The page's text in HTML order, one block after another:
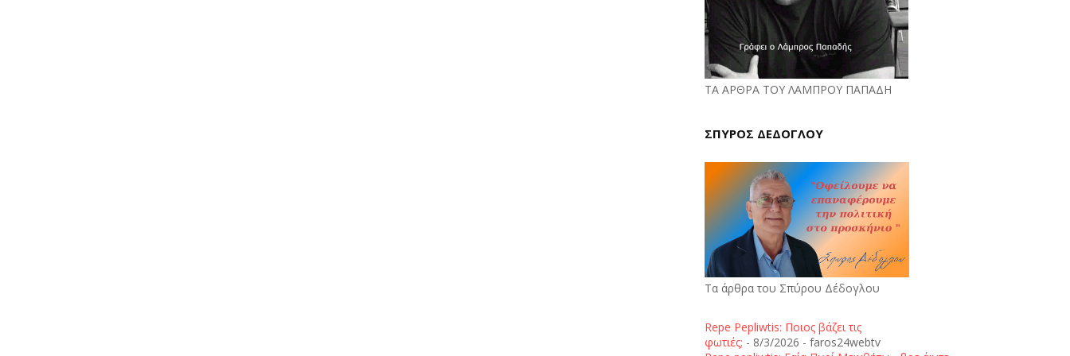
ΤΑ ΑΡΘΡΑ ΤΟΥ ΛΑΜΠΡΟΥ ΠΑΠΑΔΗ
ΣΠΥΡΟΣ ΔΕΔΟΓΛΟΥ
Τα άρθρα του Σπύρου Δέδογλου
Repe Pepliwtis: Ποιος βάζει τις
φωτιές; - 8/3/2026 - faros24webtv